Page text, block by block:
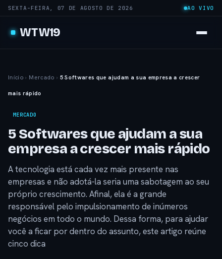
SEXTA-FEIRA, 07 DE AGOSTO DE 2026 AO VIVO
WTW19
Início › Mercado › 5 Softwares que ajudam a sua empresa a crescer
mais rápido
MERCADO
5 Softwares que ajudam a sua
empresa a crescer mais rápido
A tecnologia está cada vez mais presente nas
empresas e não adotá-la seria uma sabotagem ao seu
próprio crescimento. Afinal, ela é a grande
responsável pelo impulsionamento de inúmeros
negócios em todo o mundo. Dessa forma, para ajudar
você a ficar por dentro do assunto, este artigo reúne
cinco dica